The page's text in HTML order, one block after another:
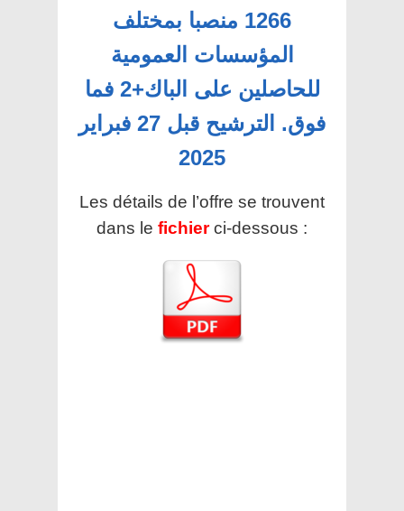
1266 منصبا بمختلف
المؤسسات العمومية
للحاصلين على الباك+2 فما
فوق. الترشيح قبل 27 فبراير
2025
Les détails de l’offre se trouvent
dans le fichier ci-dessous :